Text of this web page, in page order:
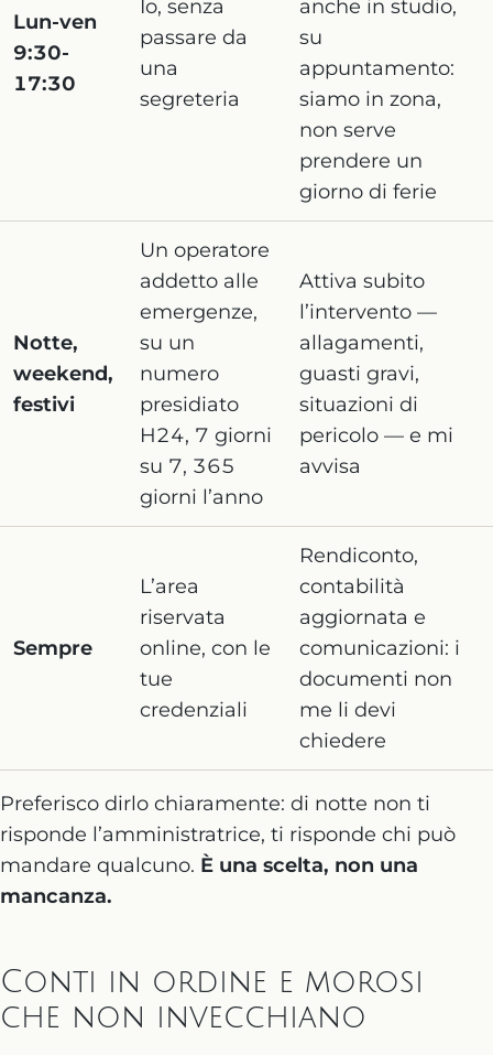
Lun-ven
9:30-
17:30
Io, senza
passare da
una
segreteria
anche in studio,
su
appuntamento:
siamo in zona,
non serve
prendere un
giorno di ferie
Notte,
weekend,
festivi
Un operatore
addetto alle
emergenze,
su un
numero
presidiato
H24, 7 giorni
su 7, 365
giorni l’anno
Attiva subito
l’intervento —
allagamenti,
guasti gravi,
situazioni di
pericolo — e mi
avvisa
Sempre
L’area
riservata
online, con le
tue
credenziali
Rendiconto,
contabilità
aggiornata e
comunicazioni: i
documenti non
me li devi
chiedere
Preferisco dirlo chiaramente: di notte non ti
risponde l’amministratrice, ti risponde chi può
mandare qualcuno. È una scelta, non una
mancanza.
Conti in ordine e morosi
che non invecchiano